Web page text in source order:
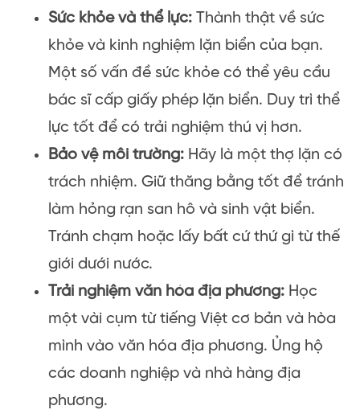
Sức khỏe và thể lực: Thành thật về sức
khỏe và kinh nghiệm lặn biển của bạn.
Một số vấn đề sức khỏe có thể yêu cầu
bác sĩ cấp giấy phép lặn biển. Duy trì thể
lực tốt để có trải nghiệm thú vị hơn.
Bảo vệ môi trường: Hãy là một thợ lặn có
trách nhiệm. Giữ thăng bằng tốt để tránh
làm hỏng rạn san hô và sinh vật biển.
Tránh chạm hoặc lấy bất cứ thứ gì từ thế
giới dưới nước.
Trải nghiệm văn hóa địa phương: Học
một vài cụm từ tiếng Việt cơ bản và hòa
mình vào văn hóa địa phương. Ủng hộ
các doanh nghiệp và nhà hàng địa
phương.